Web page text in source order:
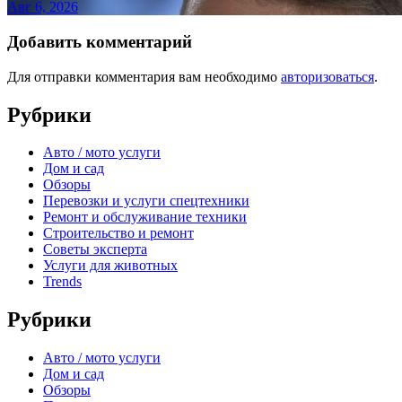
Авг 6, 2026
Добавить комментарий
Для отправки комментария вам необходимо авторизоваться.
Рубрики
Авто / мото услуги
Дом и сад
Обзоры
Перевозки и услуги спецтехники
Ремонт и обслуживание техники
Строительство и ремонт
Советы эксперта
Услуги для животных
Trends
Рубрики
Авто / мото услуги
Дом и сад
Обзоры